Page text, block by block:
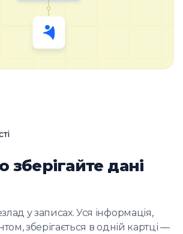
дані
у записах. Уся інформація,
зберігається в одній картці —